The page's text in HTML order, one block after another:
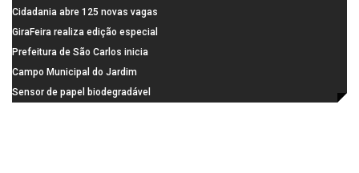
recuperação
para celebrar o Dia dos Pais com
presentes, gastronomia e lazer
Cidadania abre 125 novas vagas
para oficinas de convivência
GiraFeira realiza edição especial
de Dia dos Pais neste domingo (9)
na Praça dos Advogados
Prefeitura de São Carlos inicia
instalação de ovitrampas para
monitoramento de arboviroses
Campo Municipal do Jardim
Cruzado recebe nova iluminação e
Sensor de papel biodegradável